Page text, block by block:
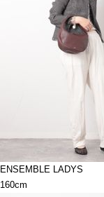
ENSEMBLE LADYS
160cm